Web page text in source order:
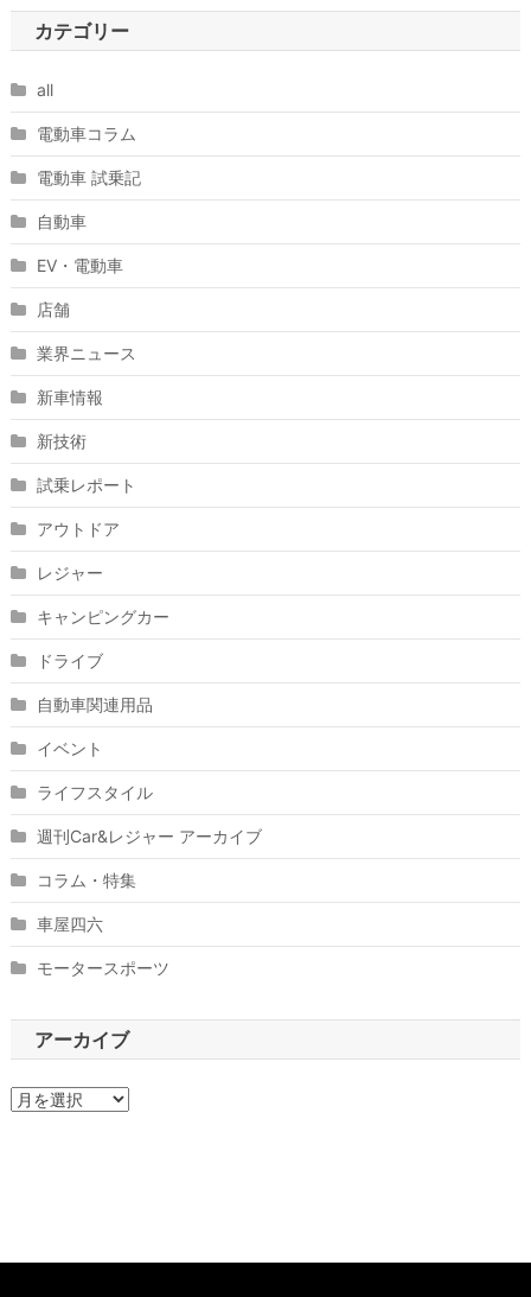
カテゴリー
all
電動車コラム
電動車 試乗記
自動車
EV・電動車
店舗
業界ニュース
新車情報
新技術
試乗レポート
アウトドア
レジャー
キャンピングカー
ドライブ
自動車関連用品
イベント
ライフスタイル
週刊Car&レジャー アーカイブ
コラム・特集
車屋四六
モータースポーツ
アーカイブ
ア